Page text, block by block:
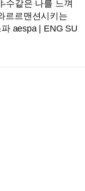
수같은 나를 느껴
르르맨션시키는
aespa | ENG SU